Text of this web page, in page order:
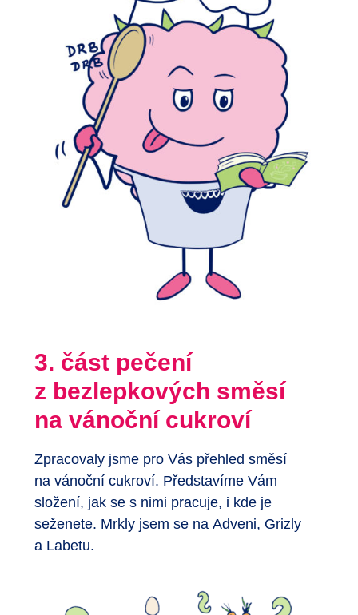
3. část pečení
z bezlepkových směsí
na vánoční cukroví
Zpracovaly jsme pro Vás přehled směsí
na vánoční cukroví. Představíme Vám
složení, jak se s nimi pracuje, i kde je
seženete. Mrkly jsem se na Adveni, Grizly
a Labetu.